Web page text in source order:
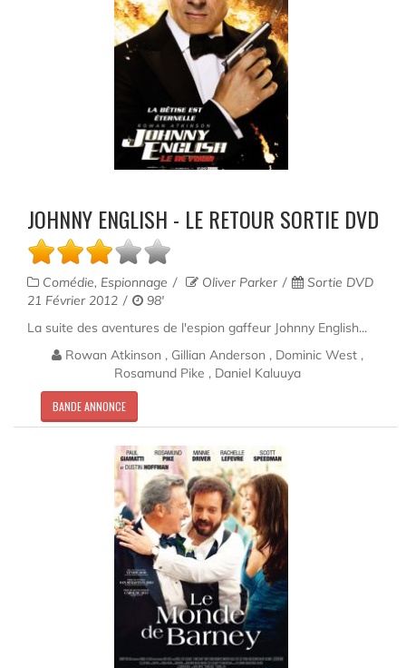
JOHNNY ENGLISH - LE RETOUR SORTIE DVD
Comédie, Espionnage Oliver Parker
Sortie DVD
21 Février 2012
98'
La suite des aventures de l'espion gaffeur Johnny English...
Rowan Atkinson , Gillian Anderson , Dominic West ,
Rosamund Pike , Daniel Kaluuya
BANDE ANNONCE